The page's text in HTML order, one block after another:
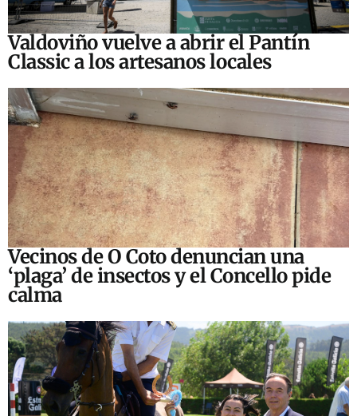
Valdoviño vuelve a abrir el Pantín
Classic a los artesanos locales
Vecinos de O Coto denuncian una
‘plaga’ de insectos y el Concello pide
calma